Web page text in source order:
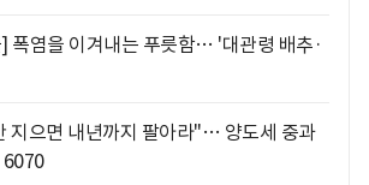
폭염을 이겨내는 푸릇함… '대관령 배추·
지으면 내년까지 팔아라"… 양도세 중과
6070